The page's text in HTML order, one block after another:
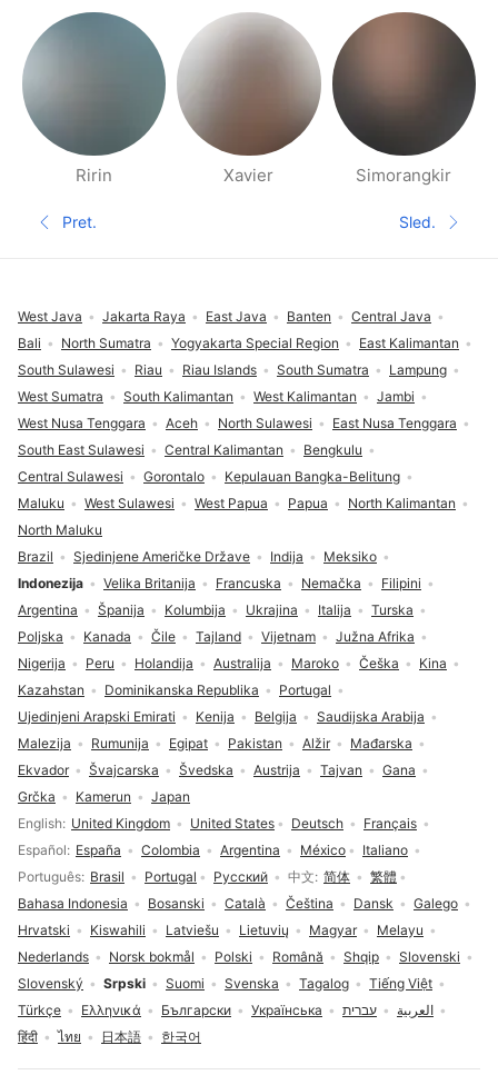
Ririn Xavier Simorangkir
Stranice Ljudi u blizini
Prethodna stranica
Pret.
Sledeća
Sled.
Izbor jezika
English United Kingdom United States Deutsch
Français
Español
España Colombia Argentina México
Italiano
Português Brasil Portugal Русский 中文 简体
繁體
Bahasa Indonesia
Bosanski Català Čeština Dansk
Galego
Hrvatski
Kiswahili Latviešu Lietuvių Magyar
Melayu
Nederlands
Norsk bokmål Polski Română Shqip
Slovenski
Slovenský
Srpski Suomi Svenska Tagalog
Tiếng Việt
Türkçe
Ελληνικά Български Українська עברית
العربية
हिंदी
ไทย 日本語 한국어
Brazil Sjedinjene Američke Države Indija
Meksiko
Indonezija
Velika Britanija Francuska Nemačka
Filipini
Argentina
Španija Kolumbija Ukrajina Italija
Turska
Poljska
Kanada Čile Tajland Vijetnam
Južna Afrika
Nigerija
Peru Holandija Australija Maroko Češka
Kina
Kazahstan
Dominikanska Republika
Portugal
Ujedinjeni Arapski Emirati
Kenija Belgija
Saudijska Arabija
Malezija
Rumunija Egipat Pakistan Alžir
Mađarska
Ekvador
Švajcarska Švedska Austrija Tajvan
Gana
Grčka
Kamerun Japan
West Java Jakarta Raya East Java Banten
Central Java
Bali
North Sumatra Yogyakarta Special Region
East Kalimantan
South Sulawesi
Riau Riau Islands South Sumatra
Lampung
West Sumatra
South Kalimantan West Kalimantan
Jambi
West Nusa Tenggara
Aceh North Sulawesi
East Nusa Tenggara
South East Sulawesi
Central Kalimantan
Bengkulu
Central Sulawesi
Gorontalo
Kepulauan Bangka-Belitung
Maluku
West Sulawesi West Papua Papua
North Kalimantan
North Maluku